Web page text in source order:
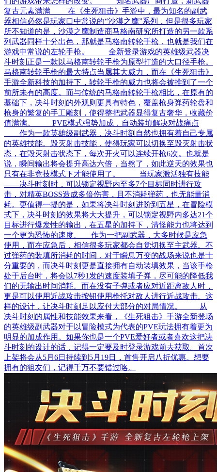
复古元素满满 在《生死狙击》手游中，最为知名的副武
器相信必然是玩家口中常说的“沙漠之鹰”系列，但是很多玩家
所不知道的是，沙漠之鹰制造商马格南研究所打造的另一款系
列武器同样十分出色，那就是马格南转轮手枪，也就是我们在
游戏中常说的左轮手枪。 全新登录游戏的英雄级武器决
斗时刻正是一款以马格南转轮手枪为原型打造的大口径手枪。
马格南转轮手枪的最大特点当属其大威力，而在《生死狙击》
手游全新科技的加持下，转轮手枪的威力也将会被推到了一个
前所未有的高度。而与传统的马格南转轮手枪相比，在原有的
基础下，决斗时刻的外观则更具有特色，覆盖枪身弹药轮盘和
枪身的繁复的手工雕刻，使得整把武器显得复古奢华，收藏价
值满满。 PVE模式强势加成，自动装填解决对战痛点
作为一款英雄级副武器，决斗时刻自然也拥有着自己专属
的英雄技能。毁灭射击技能，使得玩家可以切换至毁灭射击状
态，在毁灭射击状态下，每次开火可以连续开枪6次。也就是
说，瞬间输出将会提升高达六倍，当然了，如此逆天的效果也
只有在非竞技模式下才能使用了。 当玩家激活独有技能
——决斗时刻时，可以锁定视野内至多7个目标同时进行攻
击，对精英BOSS造成多倍伤害，且不消耗弹药，也无能量消
耗。更值得一提的是，如果将决斗时刻进阶到五星，在冒险模
式下，决斗时刻的效果将大大提升，可以锁定视野内多达21个
目标进行爆发性的输出，在五星的加持下，清怪能力也将达到
一个更为恐怖的速度。 作为一把副武器，大多时候是应急
使用，而在应急后，相信很多玩家都会自觉切换至主武器。不
过弹药的装填所消耗的时间，对于瞬息万变的战场来说也是十
分重要的，而决斗时刻更是直接拥有自动装填效果，当该手枪
处于后台时，将会以7秒1发的速度装填子弹，尽可能的降低我
们的无输出时间消耗。而在没有子弹或者应对近距离敌人时，
更是可以使用近战攻击按钮使用枪托对敌人进行近战攻击。这
样的设计，让决斗时刻足以应付大部分的对局情况。 从
决斗时刻的属性和技能效果来看，《生死狙击》手游全新登场
的英雄级副武器对于以冒险模式为代表的PVE玩法拥有着更为
明显的加成作用。如果你也是一个PVE爱好者或者喜欢这把决
斗时刻的设计的话，记得一定要及时登录游戏前去获取。首次
上架将会从5月6日持续到5月19日，首售开启八折优惠。想要
拥有的狙友们，记得千万不要错过咯。